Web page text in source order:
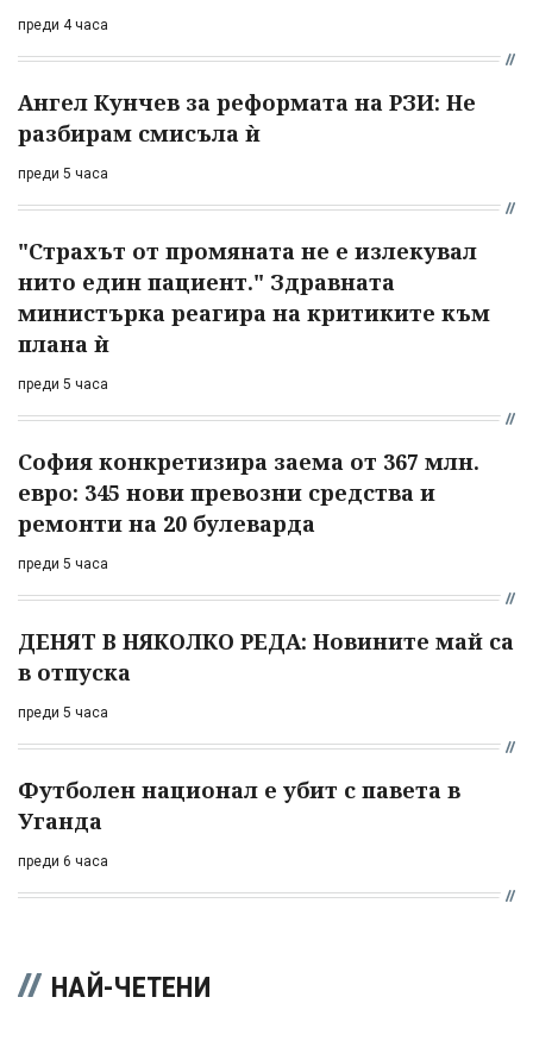
преди 4 часа
Ангел Кунчев за реформата на РЗИ: Не
разбирам смисъла ѝ
преди 5 часа
"Страхът от промяната не е излекувал
нито един пациент." Здравната
министърка реагира на критиките към
плана ѝ
преди 5 часа
София конкретизира заема от 367 млн.
евро: 345 нови превозни средства и
ремонти на 20 булеварда
преди 5 часа
ДЕНЯТ В НЯКОЛКО РЕДА: Новините май са
в отпуска
преди 5 часа
Футболен национал е убит с павета в
Уганда
преди 6 часа
НАЙ-ЧЕТЕНИ